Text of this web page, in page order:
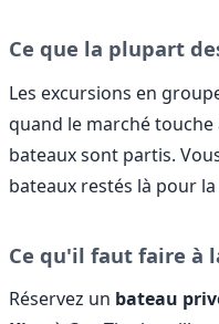
Ce que la plupart
Les excursions en
quand le marché
bateaux sont partis.
bateaux restés là pour
Ce qu'il faut faire à
Réservez un bateau